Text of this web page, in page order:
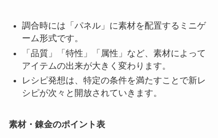
調合時には「パネル」に素材を配置するミニゲ
ーム形式です。
「品質」「特性」「属性」など、素材によって
アイテムの出来が大きく変わります。
レシピ発想は、特定の条件を満たすことで新レ
シピが次々と開放されていきます。
素材・錬金のポイント表